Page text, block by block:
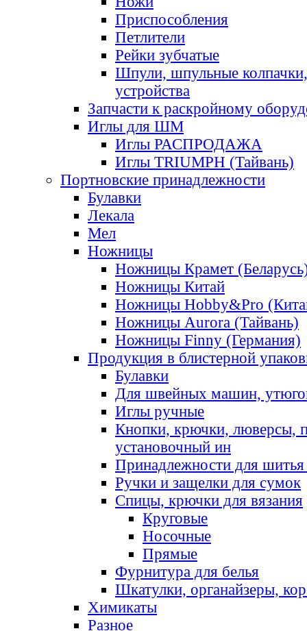
Приспособления
Петлители
Рейки зубчатые
Шпули, шпульные
устройства
Запчасти к раскройному
Иглы для ШМ
Иглы РАСПРОДАЖА
Иглы TRIUMPH (Тайвань)
Портновские принадлежности
Булавки
Лекала
Мел
Ножницы
Ножницы Крамет
Ножницы Китай
Ножницы Hobby&Pro
Ножницы Aurora (Тайвань)
Ножницы Finny (Германия)
Продукция в блистерной
Булавки
Для швейных машин,
Иглы ручные
Кнопки, крючки, люверсы,
установочный ин
Принадлежности для шитья
Ручки и защелки для сумок
Спицы, крючки для вязания
Круговые
Носочные
Прямые
Фурнитура для белья
Шкатулки, органайзеры,
Химикаты
Разное